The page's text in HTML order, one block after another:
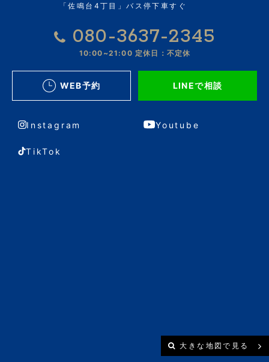
「佐鳴台4丁目」バス停下車すぐ
080-3637-2345
10:00~21:00 定休日：不定休
WEB予約 LINEで相談
Instagram Youtube
TikTok
大きな地図で見る